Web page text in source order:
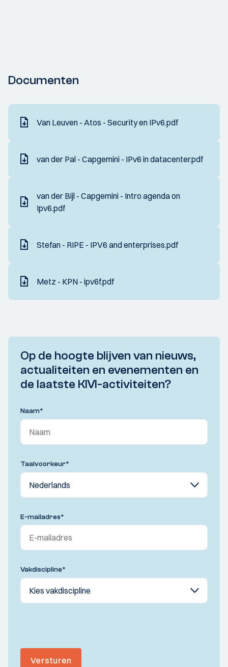
Documenten
Van Leuven - Atos - Security en IPv6.pdf
van der Pal - Capgemini - IPv6 in datacenter.pdf
van der Bijl - Capgemini - Intro agenda on
Ipv6.pdf
Stefan - RIPE - IPV6 and enterprises.pdf
Metz - KPN - ipv6f.pdf
Op de hoogte blijven van nieuws,
actualiteiten en evenementen en
de laatste KIVI-activiteiten?
Naam*
Taalvoorkeur*
E-mailadres*
Vakdiscipline*
Versturen